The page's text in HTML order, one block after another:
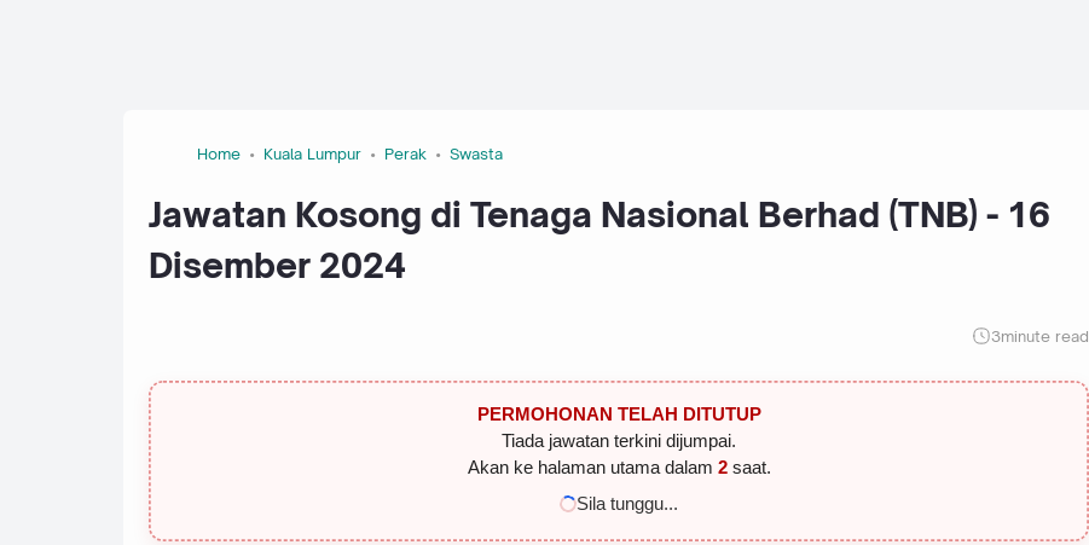
Home Kuala Lumpur Perak Swasta
Jawatan Kosong di Tenaga Nasional Berhad (TNB) - 16
Disember 2024
3minute read
PERMOHONAN TELAH DITUTUP
Tiada jawatan terkini dijumpai.
Akan ke halaman utama dalam 1saat.
Sila tunggu...